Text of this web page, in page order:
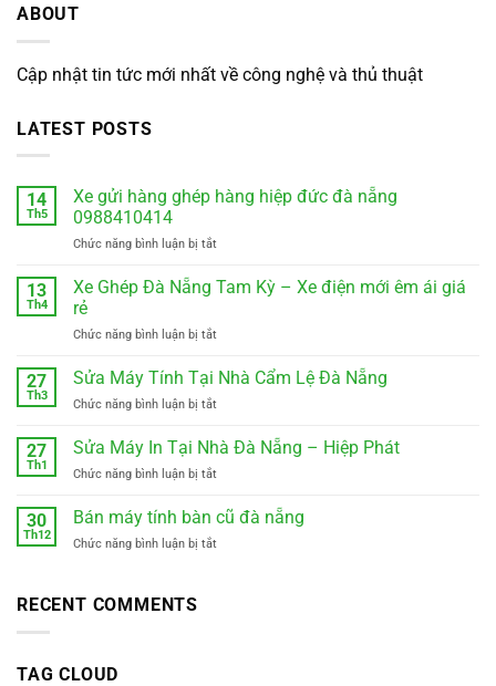
ABOUT
Cập nhật tin tức mới nhất về công nghệ và thủ thuật
LATEST POSTS
14
Th5
Xe gửi hàng ghép hàng hiệp đức đà nẵng
0988410414
Chức năng bình luận bị tắtở
gửi
hàng
đức
nẵng
13
Th4
Xe Ghép Đà Nẵng Tam Kỳ – Xe điện mới êm ái giá
rẻ
Chức năng bình luận bị tắtở
Ghép
Nẵng
Kỳ
mới
êm
27
Th3
Sửa Máy Tính Tại Nhà Cẩm Lệ Đà Nẵng
Chức năng bình luận bị tắtở
Máy
Tại
Cẩm
27
Th1
Sửa Máy In Tại Nhà Đà Nẵng – Hiệp Phát
Chức năng bình luận bị tắtở
Máy
Tại
30
Th12
Bán máy tính bàn cũ đà nẵng
Chức năng bình luận bị tắtở
RECENT COMMENTS
TAG CLOUD